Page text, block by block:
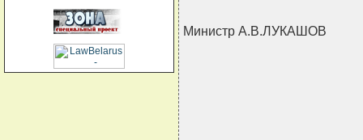
Министр А.В.ЛУКАШОВ